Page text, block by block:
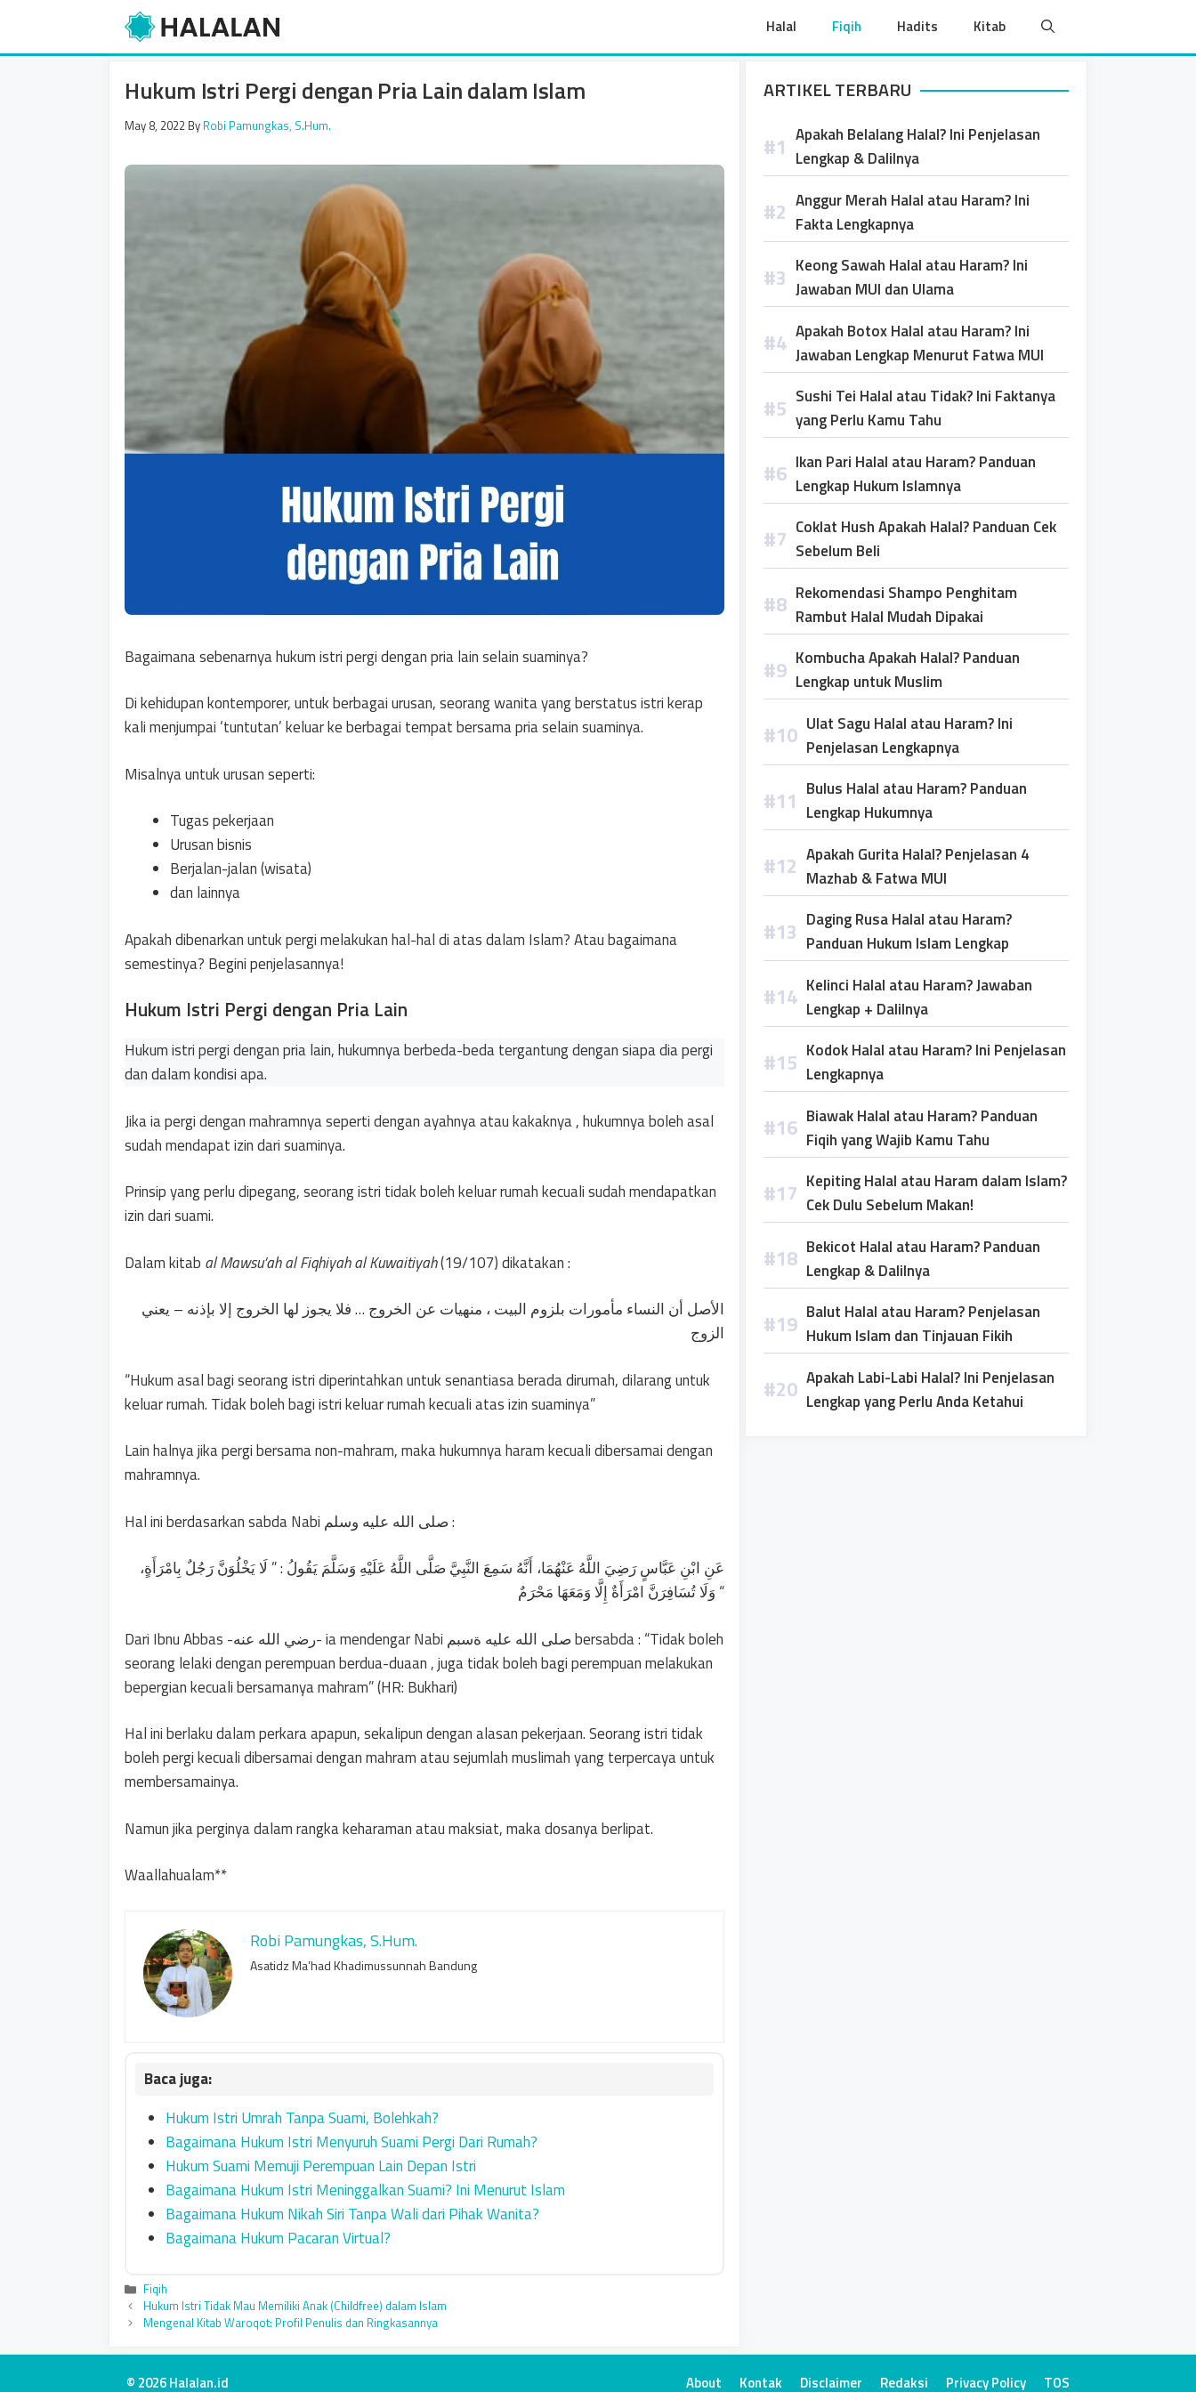
content
Halal Fiqih Hadits Kitab
Hukum Istri Pergi dengan Pria Lain dalam Islam
May 8, 2022 By Robi Pamungkas, S.Hum.
Bagaimana sebenarnya hukum istri pergi dengan pria lain selain suaminya?
Di kehidupan kontemporer, untuk berbagai urusan, seorang wanita yang berstatus istri kerap
kali menjumpai ‘tuntutan’ keluar ke berbagai tempat bersama pria selain suaminya.
Misalnya untuk urusan seperti:
Tugas pekerjaan
Urusan bisnis
Berjalan-jalan (wisata)
dan lainnya
Apakah dibenarkan untuk pergi melakukan hal-hal di atas dalam Islam? Atau bagaimana
semestinya? Begini penjelasannya!
Hukum Istri Pergi dengan Pria Lain
Hukum istri pergi dengan pria lain, hukumnya berbeda-beda tergantung dengan siapa dia pergi
dan dalam kondisi apa.
Jika ia pergi dengan mahramnya seperti dengan ayahnya atau kakaknya , hukumnya boleh asal
sudah mendapat izin dari suaminya.
Prinsip yang perlu dipegang, seorang istri tidak boleh keluar rumah kecuali sudah mendapatkan
izin dari suami.
Dalam kitab al Mawsu’ah al Fiqhiyah al Kuwaitiyah(19/107) dikatakan :
الأصل أن النساء مأمورات بلزوم البيت ، منهيات عن الخروج … فلا يجوز لها الخروج إلا بإذنه – يعني
الزوج
“Hukum asal bagi seorang istri diperintahkan untuk senantiasa berada dirumah, dilarang untuk
keluar rumah. Tidak boleh bagi istri keluar rumah kecuali atas izin suaminya”
Lain halnya jika pergi bersama non-mahram, maka hukumnya haram kecuali dibersamai dengan
mahramnya.
Hal ini berdasarkan sabda Nabi صلى الله عليه وسلم :
عَنِ ابْنِ عَبَّاسٍ رَضِيَ اللَّهُ عَنْهُمَا، أَنَّهُ سَمِعَ النَّبِيَّ صَلَّى اللَّهُ عَلَيْهِ وَسَلَّمَ يَقُولُ : ” لَا يَخْلُوَنَّ رَجُلٌ بِامْرَأَةٍ،
وَلَا تُسَافِرَنَّ امْرَأَةٌ إِلَّا وَمَعَهَا مَحْرَمٌ “
Dari Ibnu Abbas -رضي الله عنه- ia mendengar Nabi صلى الله عليه ةسبم bersabda : “Tidak boleh
seorang lelaki dengan perempuan berdua-duaan , juga tidak boleh bagi perempuan melakukan
bepergian kecuali bersamanya mahram” (HR: Bukhari)
Hal ini berlaku dalam perkara apapun, sekalipun dengan alasan pekerjaan. Seorang istri tidak
boleh pergi kecuali dibersamai dengan mahram atau sejumlah muslimah yang terpercaya untuk
membersamainya.
Namun jika perginya dalam rangka keharaman atau maksiat, maka dosanya berlipat.
Waallahualam**
Robi Pamungkas, S.Hum.
Asatidz Ma’had Khadimussunnah Bandung
Hukum Istri Umrah Tanpa Suami, Bolehkah?
Bagaimana Hukum Istri Menyuruh Suami Pergi Dari Rumah?
Hukum Suami Memuji Perempuan Lain Depan Istri
Bagaimana Hukum Istri Meninggalkan Suami? Ini Menurut Islam
Bagaimana Hukum Nikah Siri Tanpa Wali dari Pihak Wanita?
Bagaimana Hukum Pacaran Virtual?
Categories
Fiqih
Hukum Istri Tidak Mau Memiliki Anak (Childfree) dalam Islam
Mengenal Kitab Waroqot: Profil Penulis dan Ringkasannya
ARTIKEL TERBARU
Apakah Belalang Halal? Ini Penjelasan
Lengkap & Dalilnya
Anggur Merah Halal atau Haram? Ini
Fakta Lengkapnya
Keong Sawah Halal atau Haram? Ini
Jawaban MUI dan Ulama
Apakah Botox Halal atau Haram? Ini
Jawaban Lengkap Menurut Fatwa MUI
Sushi Tei Halal atau Tidak? Ini Faktanya
yang Perlu Kamu Tahu
Ikan Pari Halal atau Haram? Panduan
Lengkap Hukum Islamnya
Coklat Hush Apakah Halal? Panduan Cek
Sebelum Beli
Rekomendasi Shampo Penghitam
Rambut Halal Mudah Dipakai
Kombucha Apakah Halal? Panduan
Lengkap untuk Muslim
Ulat Sagu Halal atau Haram? Ini
Penjelasan Lengkapnya
Bulus Halal atau Haram? Panduan
Lengkap Hukumnya
Apakah Gurita Halal? Penjelasan 4
Mazhab & Fatwa MUI
Daging Rusa Halal atau Haram?
Panduan Hukum Islam Lengkap
Kelinci Halal atau Haram? Jawaban
Lengkap + Dalilnya
Kodok Halal atau Haram? Ini Penjelasan
Lengkapnya
Biawak Halal atau Haram? Panduan
Fiqih yang Wajib Kamu Tahu
Kepiting Halal atau Haram dalam Islam?
Cek Dulu Sebelum Makan!
Bekicot Halal atau Haram? Panduan
Lengkap & Dalilnya
Balut Halal atau Haram? Penjelasan
Hukum Islam dan Tinjauan Fikih
Apakah Labi-Labi Halal? Ini Penjelasan
Lengkap yang Perlu Anda Ketahui
About Kontak Disclaimer Redaksi Privacy Policy TOS
© 2026 Halalan.id